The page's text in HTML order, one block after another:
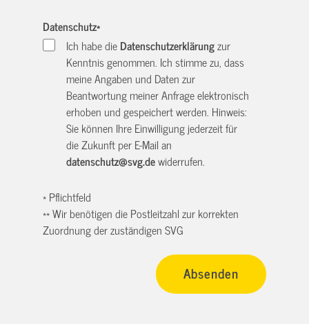
Datenschutz*
Ich habe dieDatenschutzerklärungzur
Kenntnis genommen. Ich stimme zu, dass
meine Angaben und Daten zur
Beantwortung meiner Anfrage elektronisch
erhoben und gespeichert werden. Hinweis:
Sie können Ihre Einwilligung jederzeit für
die Zukunft per E-Mail an
datenschutz@svg.dewiderrufen.
* Pflichtfeld
** Wir benötigen die Postleitzahl zur korrekten
Zuordnung der zuständigen SVG